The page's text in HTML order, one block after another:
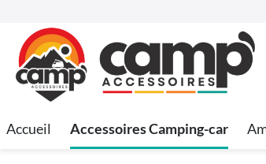
Accueil Accessoires Camping-car